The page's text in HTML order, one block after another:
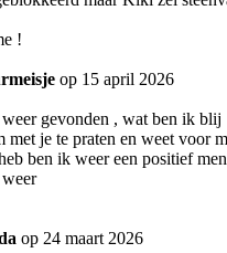
!
op 15 april 2026
gevonden , wat ben ik blij
met je te praten en weet voor
ben ik weer een positief
op 24 maart 2026